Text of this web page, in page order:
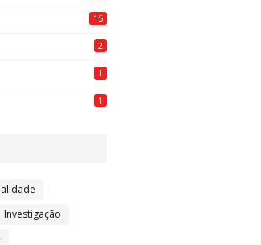
15
2
1
1
Investigação